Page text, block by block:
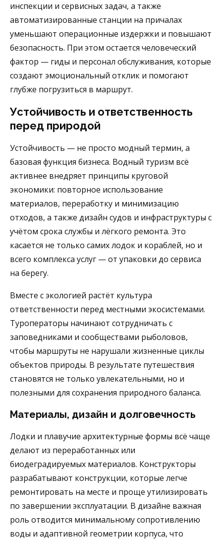
инспекции и сервисных задач, а также
автоматизированные станции на причалах
уменьшают операционные издержки и повышают
безопасность. При этом остается человеческий
фактор — гиды и персонал обслуживания, которые
создают эмоциональный отклик и помогают
глубже погрузиться в маршрут.
Устойчивость и ответственность
перед природой
Устойчивость — не просто модный термин, а
базовая функция бизнеса. Водный туризм всё
активнее внедряет принципы круговой
экономики: повторное использование
материалов, переработку и минимизацию
отходов, а также дизайн судов и инфраструктуры с
учётом срока службы и лёгкого ремонта. Это
касается не только самих лодок и кораблей, но и
всего комплекса услуг — от упаковки до сервиса
на берегу.
Вместе с экологией растёт культура
ответственности перед местными экосистемами.
Туроператоры начинают сотрудничать с
заповедниками и сообществами рыболовов,
чтобы маршруты не нарушали жизненные циклы
объектов природы. В результате путешествия
становятся не только увлекательными, но и
полезными для сохранения природного баланса.
Материалы, дизайн и долговечность
Лодки и плавучие архитектурные формы всё чаще
делают из переработанных или
биодеградируемых материалов. Конструкторы
разрабатывают конструкции, которые легче
ремонтировать на месте и проще утилизировать
по завершении эксплуатации. В дизайне важная
роль отводится минимальному сопротивлению
воды и адаптивной геометрии корпуса, что